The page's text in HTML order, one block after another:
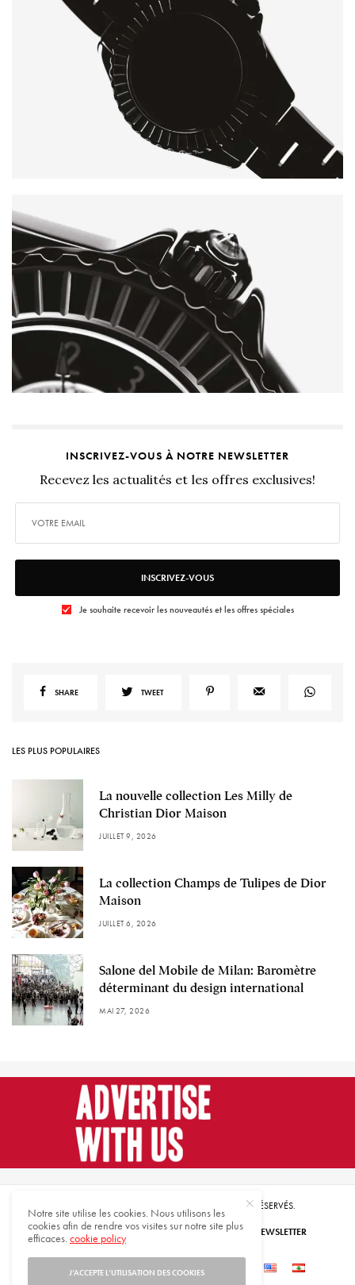
INSCRIVEZ-VOUS À NOTRE NEWSLETTER
Recevez les actualités et les offres exclusives!
INSCRIVEZ-VOUS
Je souhaite recevoir les nouveautés et les offres spéciales
SHARE TWEET
LES PLUS POPULAIRES
La nouvelle collection Les Milly de
Christian Dior Maison
JUILLET 9, 2026
La collection Champs de Tulipes de Dior
Maison
JUILLET 6, 2026
Salone del Mobile de Milan: Baromètre
déterminant du design international
MAI 27, 2026
© 2021 HARMONIES MAGAZINE. TOUS DROITS RÉSERVÉS.
ABONNEZ-VOUS INSCRIVEZ-VOUS À NOTRE NEWSLETTER
QUI SOMMES-NOUS CONTACTEZ-NOUS
Notre site utilise les cookies. Nous utilisons les
cookies afin de rendre vos visites sur notre site plus
efficaces.cookie policy
J’ACCEPTE L’UTILISATION DES COOKIES